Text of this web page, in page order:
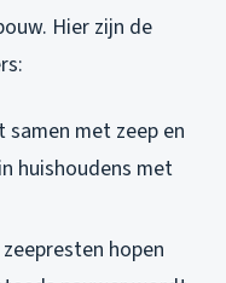
Hier zijn de
samen met zeep en
huishoudens met
hopen